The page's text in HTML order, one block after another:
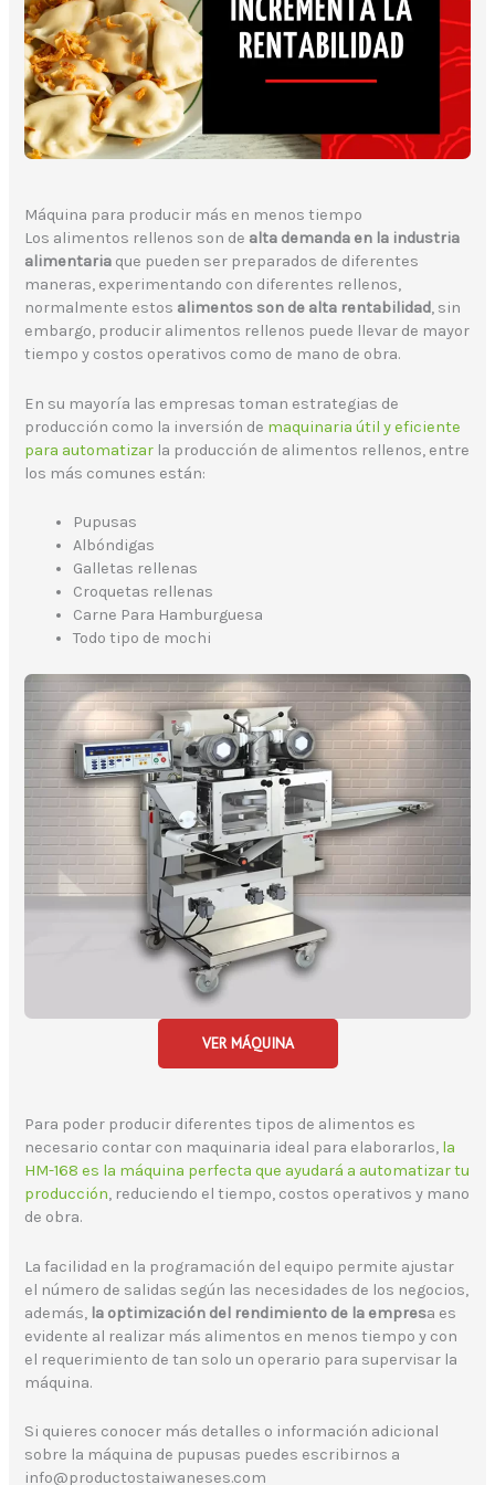
Máquina para producir más en menos tiempo
Los alimentos rellenos son de alta demanda en la industria
alimentaria que pueden ser preparados de diferentes
maneras, experimentando con diferentes rellenos,
normalmente estos alimentos son de alta rentabilidad, sin
embargo, producir alimentos rellenos puede llevar de mayor
tiempo y costos operativos como de mano de obra.
En su mayoría las empresas toman estrategias de
producción como la inversión de maquinaria útil y eficiente
para automatizar la producción de alimentos rellenos, entre
los más comunes están:
Pupusas
Albóndigas
Galletas rellenas
Croquetas rellenas
Carne Para Hamburguesa
Todo tipo de mochi
VER MÁQUINA
Para poder producir diferentes tipos de alimentos es
necesario contar con maquinaria ideal para elaborarlos, la
HM-168 es la máquina perfecta que ayudará a automatizar tu
producción, reduciendo el tiempo, costos operativos y mano
de obra.
La facilidad en la programación del equipo permite ajustar
el número de salidas según las necesidades de los negocios,
además, la optimización del rendimiento de la empresa es
evidente al realizar más alimentos en menos tiempo y con
el requerimiento de tan solo un operario para supervisar la
máquina.
Si quieres conocer más detalles o información adicional
sobre la máquina de pupusas puedes escribirnos a
info@productostaiwaneses.com